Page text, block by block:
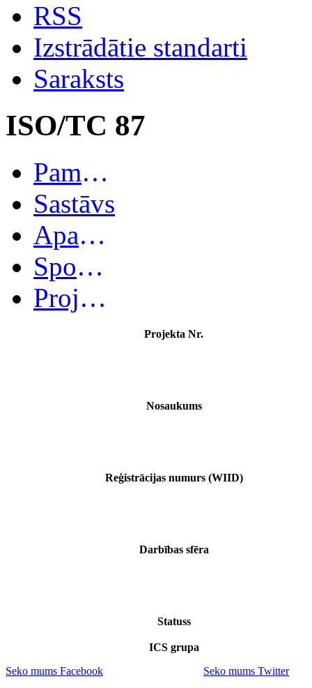
RSS
Izstrādātie standarti
Saraksts
ISO/TC 87
Pamatinformācija
Sastāvs
Apakškomitejas
Spoguļkomitejas
Projekti
Projekta Nr.
Nosaukums
Reģistrācijas numurs (WIID)
Darbības sfēra
Statuss
ICS grupa
Seko mums Facebook
Seko mums Twitter